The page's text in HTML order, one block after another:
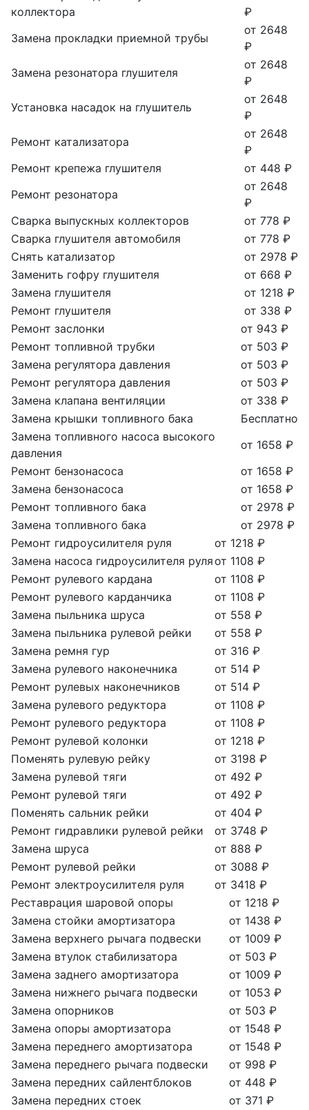
коллектора
₽
Замена прокладки приемной трубы
от 2648
₽
Замена резонатора глушителя
от 2648
₽
Установка насадок на глушитель
от 2648
₽
Ремонт катализатора
от 2648
₽
Ремонт крепежа глушителя
от 448 ₽
Ремонт резонатора
от 2648
₽
Сварка выпускных коллекторов
от 778 ₽
Сварка глушителя автомобиля
от 778 ₽
Снять катализатор
от 2978 ₽
Заменить гофру глушителя
от 668 ₽
Замена глушителя
от 1218 ₽
Ремонт глушителя
от 338 ₽
Ремонт заслонки
от 943 ₽
Ремонт топливной трубки
от 503 ₽
Замена регулятора давления
от 503 ₽
Ремонт регулятора давления
от 503 ₽
Замена клапана вентиляции
от 338 ₽
Замена крышки топливного бака
Бесплатно
Замена топливного насоса высокого
давления
от 1658 ₽
Ремонт бензонасоса
от 1658 ₽
Замена бензонасоса
от 1658 ₽
Ремонт топливного бака
от 2978 ₽
Замена топливного бака
от 2978 ₽
Ремонт гидроусилителя руля
от 1218 ₽
Замена насоса гидроусилителя руляот 1108 ₽
Ремонт рулевого кардана
от 1108 ₽
Ремонт рулевого карданчика
от 1108 ₽
Замена пыльника шруса
от 558 ₽
Замена пыльника рулевой рейки
от 558 ₽
Замена ремня гур
от 316 ₽
Замена рулевого наконечника
от 514 ₽
Ремонт рулевых наконечников
от 514 ₽
Замена рулевого редуктора
от 1108 ₽
Ремонт рулевого редуктора
от 1108 ₽
Ремонт рулевой колонки
от 1218 ₽
Поменять рулевую рейку
от 3198 ₽
Замена рулевой тяги
от 492 ₽
Ремонт рулевой тяги
от 492 ₽
Поменять сальник рейки
от 404 ₽
Ремонт гидравлики рулевой рейки
от 3748 ₽
Замена шруса
от 888 ₽
Ремонт рулевой рейки
от 3088 ₽
Ремонт электроусилителя руля
от 3418 ₽
Реставрация шаровой опоры
от 1218 ₽
Замена стойки амортизатора
от 1438 ₽
Замена верхнего рычага подвески
от 1009 ₽
Замена втулок стабилизатора
от 503 ₽
Замена заднего амортизатора
от 1009 ₽
Замена нижнего рычага подвески
от 1053 ₽
Замена опорников
от 503 ₽
Замена опоры амортизатора
от 1548 ₽
Замена переднего амортизатора
от 1548 ₽
Замена переднего рычага подвески
от 998 ₽
Замена передних сайлентблоков
от 448 ₽
Замена передних стоек
от 371 ₽